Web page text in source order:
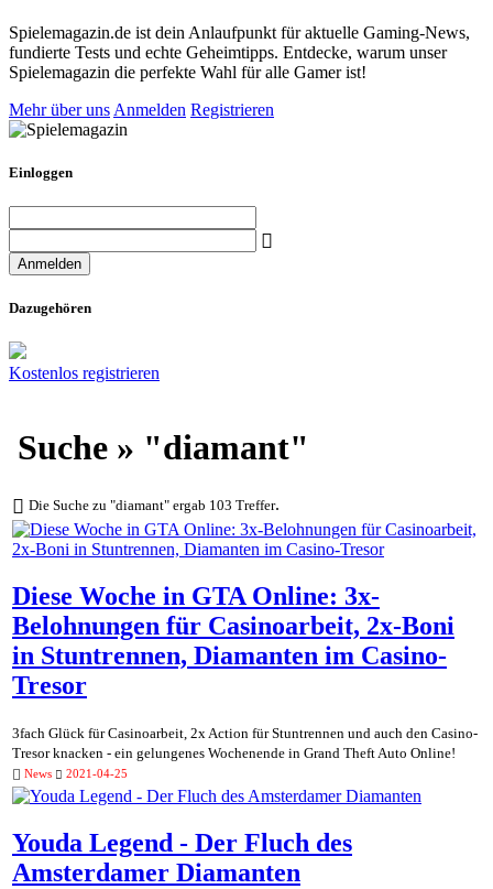
Spielemagazin.de ist dein Anlaufpunkt für aktuelle Gaming-News,
fundierte Tests und echte Geheimtipps. Entdecke, warum unser
Spielemagazin die perfekte Wahl für alle Gamer ist!
Mehr über uns Anmelden Registrieren
Einloggen
Dazugehören
Kostenlos registrieren
Suche » "diamant"
Die Suche zu "diamant" ergab 103 Treffer.
Diese Woche in GTA Online: 3x-
Belohnungen für Casinoarbeit, 2x-Boni
in Stuntrennen, Diamanten im Casino-
Tresor
3fach Glück für Casinoarbeit, 2x Action für Stuntrennen und auch den Casino-
Tresor knacken - ein gelungenes Wochenende in Grand Theft Auto Online!
News 2021-04-25
Youda Legend - Der Fluch des
Amsterdamer Diamanten